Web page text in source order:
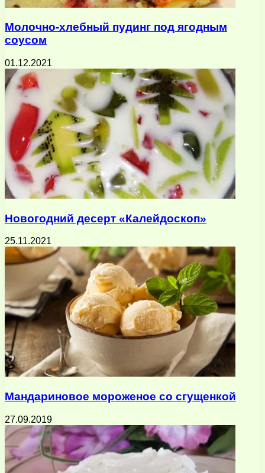
Молочно-хлебный пудинг под ягодным
соусом
01.12.2021
Новогодний десерт «Калейдоскоп»
25.11.2021
Мандариновое мороженое со сгущенкой
27.09.2019